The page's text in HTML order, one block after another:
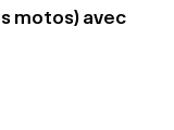
motos) avec